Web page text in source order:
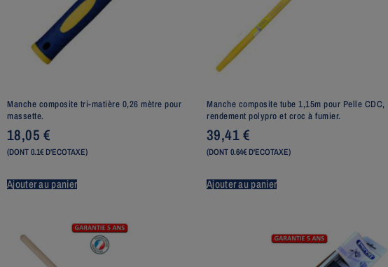
Manche composite tri-matière 0,26 mètre pour
massette.
18,05€
(DONT 0.1€ D'ECOTAXE)
Ajouter au panier
Manche composite tube 1,15m pour Pelle CDC,
rendement polypro et croc à fumier.
39,41€
(DONT 0.64€ D'ECOTAXE)
Ajouter au panier